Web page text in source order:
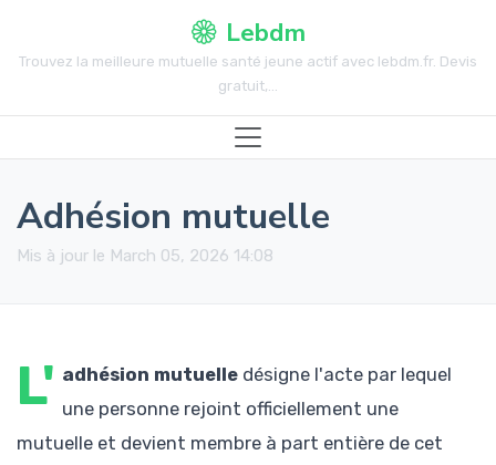
Lebdm
Trouvez la meilleure mutuelle santé jeune actif avec lebdm.fr. Devis
gratuit,...
Adhésion mutuelle
Mis à jour le March 05, 2026 14:08
L' adhésion mutuelle désigne l'acte par lequel
une personne rejoint officiellement une
mutuelle et devient membre à part entière de cet